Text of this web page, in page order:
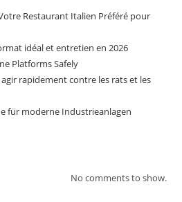
Restaurant Italien Préféré pour
idéal et entretien en 2026
Platforms Safely
rapidement contre les rats et les
für moderne Industrieanlagen
No comments to show.